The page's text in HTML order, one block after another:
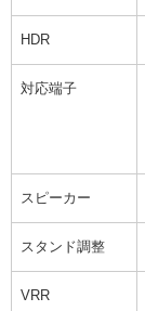
HDR
対応端子
スピーカー
スタンド調整
VRR